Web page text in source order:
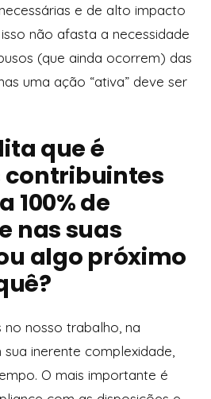
e de alto impacto
não afasta a necessidade
(que ainda ocorrem) das
uma ação “ativa” deve ser
que é
contribuintes
100% de
nas suas
algo próximo
nosso trabalho, na
inerente complexidade,
O mais importante é